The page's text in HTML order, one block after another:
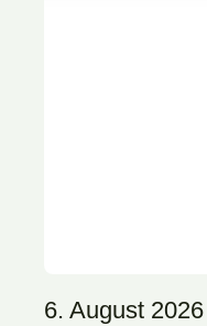
6. August 2026